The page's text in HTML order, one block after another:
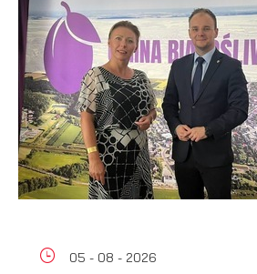
05 - 08 - 2026